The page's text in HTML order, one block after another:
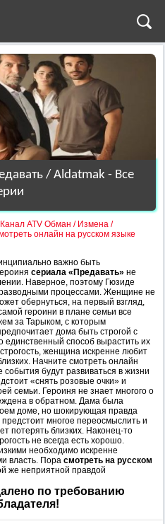
/ Aldatmak - Все
ATV Обман / Измена /
онлайн на русском языке
важно быть
сериала «Предавать» не
Наверное, поэтому Гюзиде
процессами. Женщине не
обернуться, на первый взгляд,
героини в плане семьи все
за Тарыком, с которым
дома быть строгой с
единственный способ вырастить их
женщина искренне любит
Начните смотреть онлайн
будут развиваться в жизни
«снять розовые очки» и
семьи. Героиня не знает многого о
в обратном. Дама была
доме, но шокирующая правда
многое переосмыслить и
потерять близких. Наконец-то
не всегда есть хорошо.
необходимо искренне
власть. Пора смотреть на русском
же неприятной правдой
по требованию